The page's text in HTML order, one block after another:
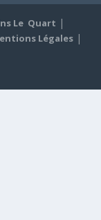
Le Quart |
Légales |